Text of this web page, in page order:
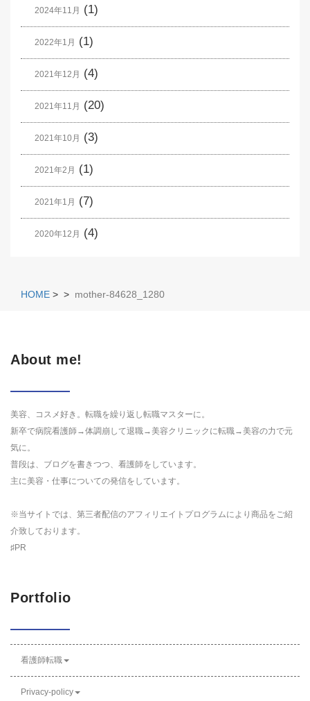
2024年11月 (1)
2022年1月 (1)
2021年12月 (4)
2021年11月 (20)
2021年10月 (3)
2021年2月 (1)
2021年1月 (7)
2020年12月 (4)
HOME > > mother-84628_1280
About me!
美容、コスメ好き。転職を繰り返し転職マスターに。
新卒で病院看護師→体調崩して退職→美容クリニックに転職→美容の力で元
気に。
普段は、ブログを書きつつ、看護師をしています。
主に美容・仕事についての発信をしています。
※当サイトでは、第三者配信のアフィリエイトプログラムにより商品をご紹
介致しております。
♯PR
Portfolio
看護師転職
Privacy-policy